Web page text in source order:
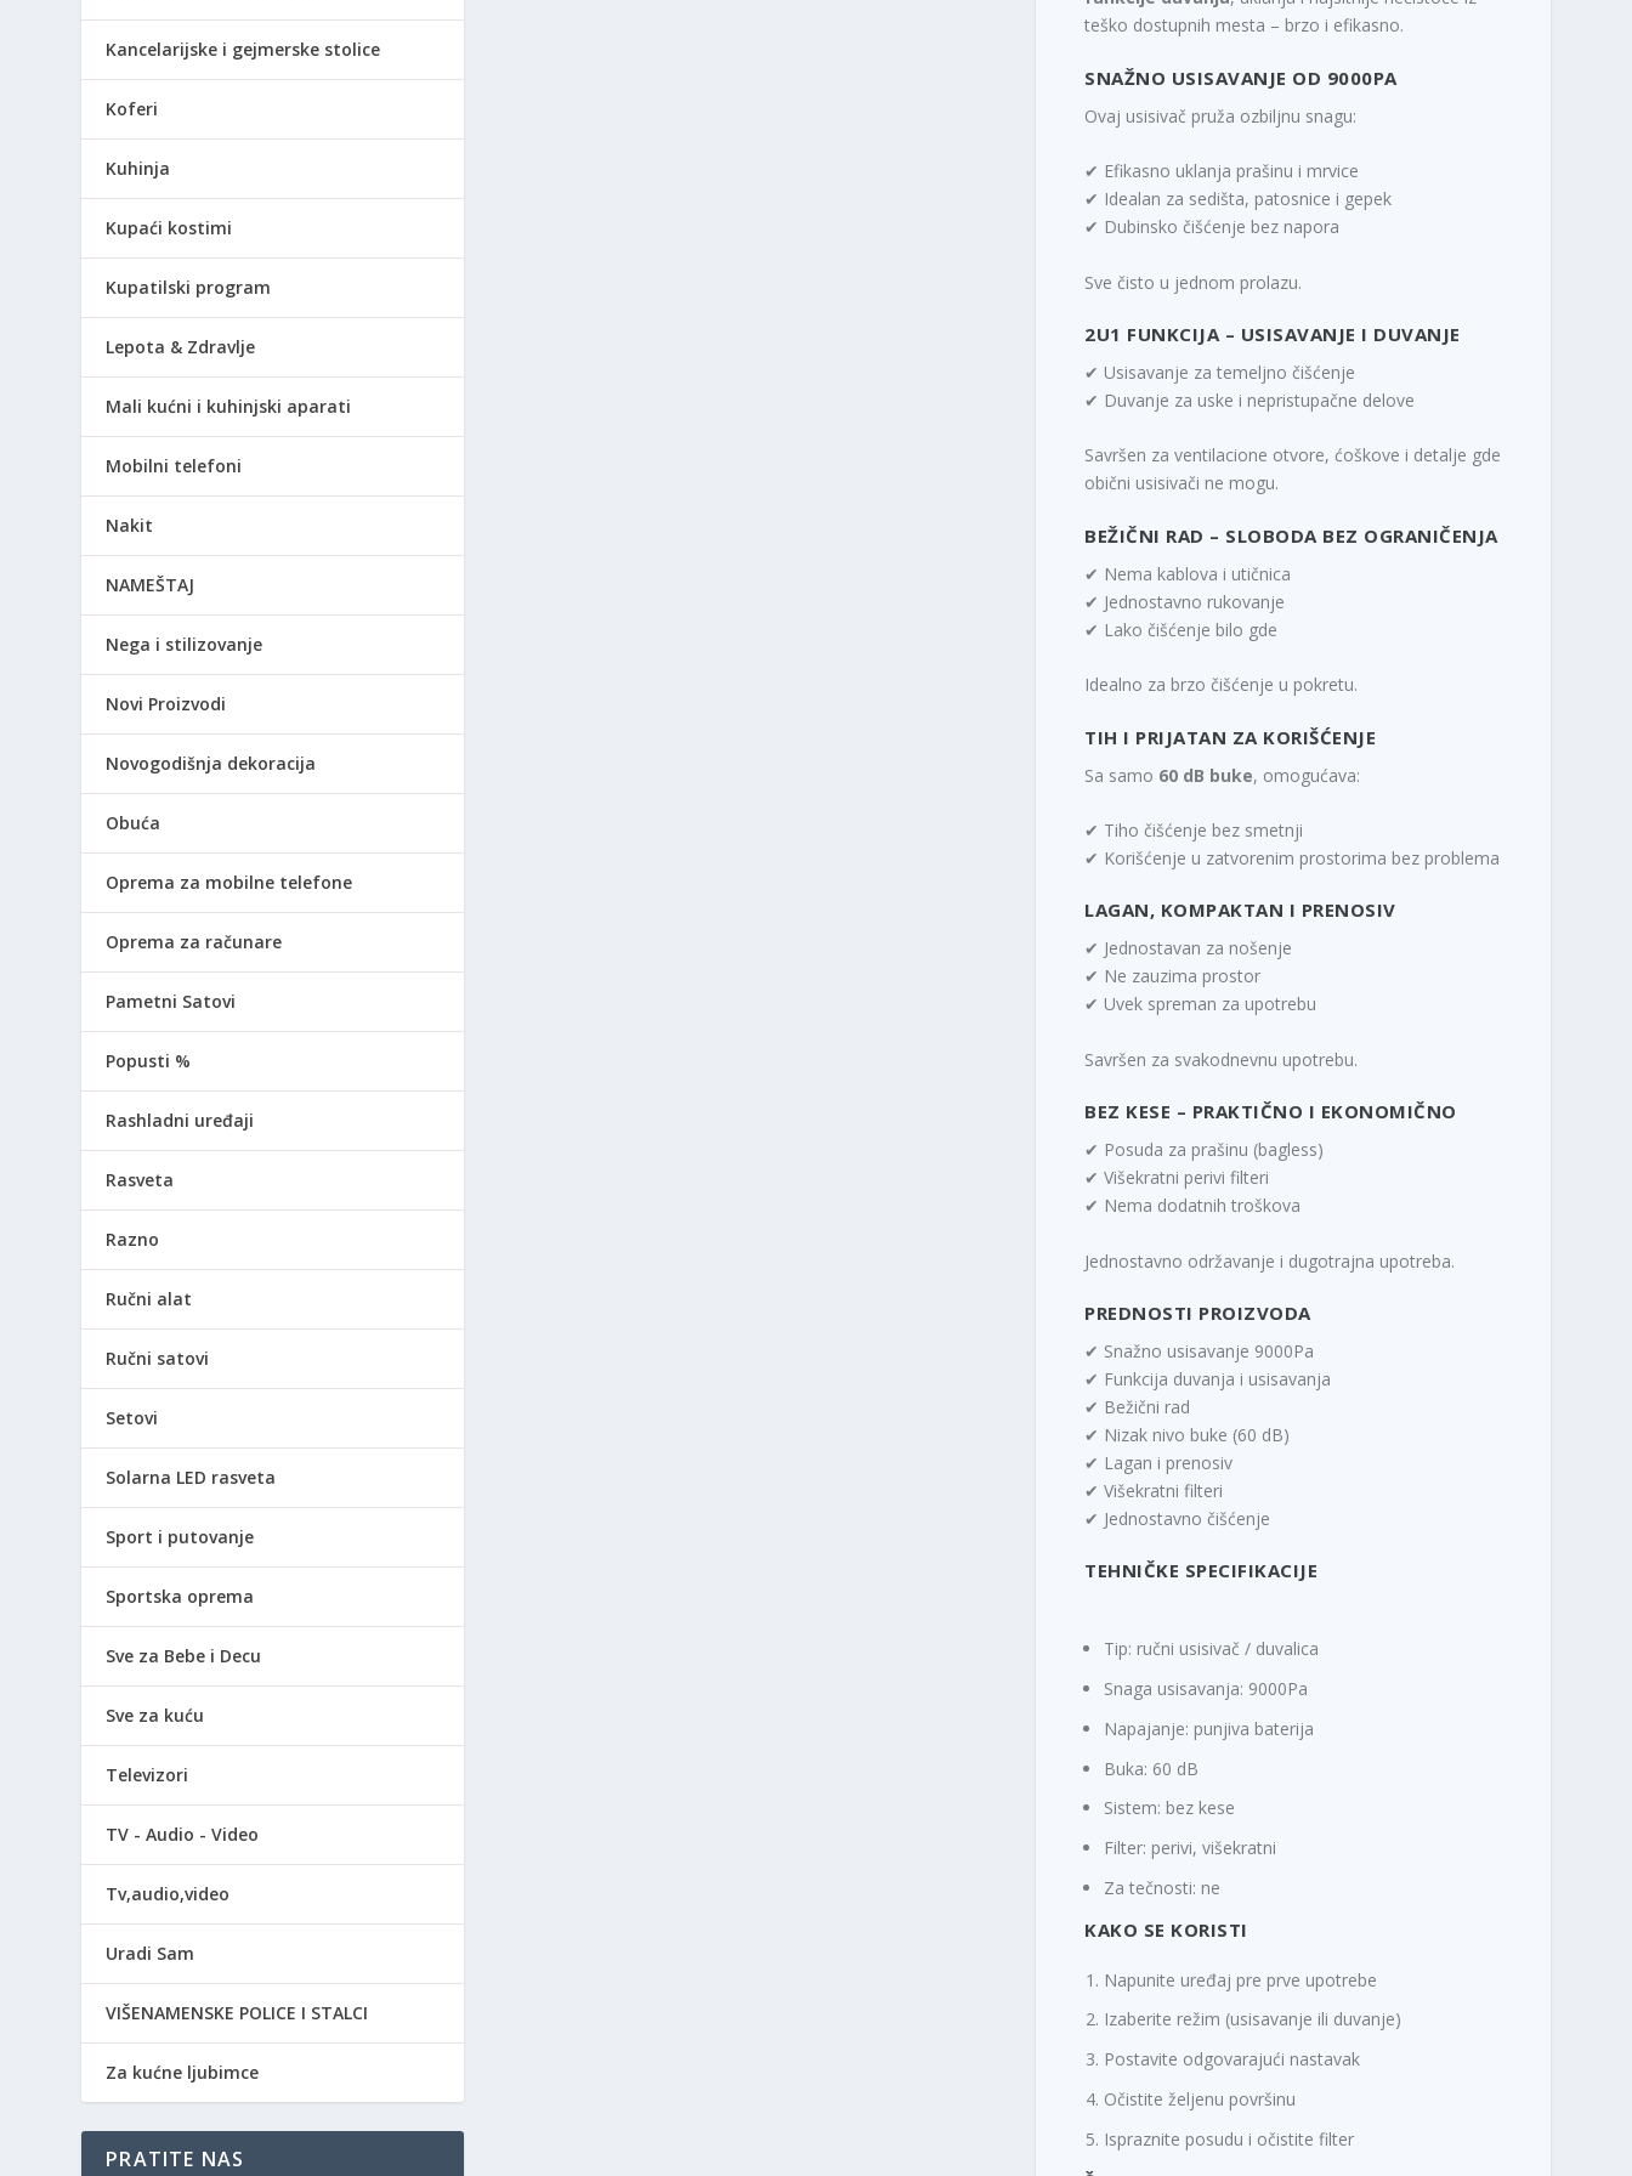
teško dostupnih mesta – brzo i efikasno.
SNAŽNO USISAVANJE OD 9000PA
Ovaj usisivač pruža ozbiljnu snagu:
✔ Efikasno uklanja prašinu i mrvice
✔ Idealan za sedišta, patosnice i gepek
✔ Dubinsko čišćenje bez napora
Sve čisto u jednom prolazu.
2U1 FUNKCIJA – USISAVANJE I DUVANJE
✔ Usisavanje za temeljno čišćenje
✔ Duvanje za uske i nepristupačne delove
Savršen za ventilacione otvore, ćoškove i detalje gde
obični usisivači ne mogu.
BEŽIČNI RAD – SLOBODA BEZ OGRANIČENJA
✔ Nema kablova i utičnica
✔ Jednostavno rukovanje
✔ Lako čišćenje bilo gde
Idealno za brzo čišćenje u pokretu.
TIH I PRIJATAN ZA KORIŠĆENJE
Sa samo 60 dB buke, omogućava:
✔ Tiho čišćenje bez smetnji
✔ Korišćenje u zatvorenim prostorima bez problema
LAGAN, KOMPAKTAN I PRENOSIV
✔ Jednostavan za nošenje
✔ Ne zauzima prostor
✔ Uvek spreman za upotrebu
Savršen za svakodnevnu upotrebu.
BEZ KESE – PRAKTIČNO I EKONOMIČNO
✔ Posuda za prašinu (bagless)
✔ Višekratni perivi filteri
✔ Nema dodatnih troškova
Jednostavno održavanje i dugotrajna upotreba.
PREDNOSTI PROIZVODA
✔ Snažno usisavanje 9000Pa
✔ Funkcija duvanja i usisavanja
✔ Bežični rad
✔ Nizak nivo buke (60 dB)
✔ Lagan i prenosiv
✔ Višekratni filteri
✔ Jednostavno čišćenje
TEHNIČKE SPECIFIKACIJE
Tip: ručni usisivač / duvalica
Snaga usisavanja: 9000Pa
Napajanje: punjiva baterija
Buka: 60 dB
Sistem: bez kese
Filter: perivi, višekratni
Za tečnosti: ne
KAKO SE KORISTI
Napunite uređaj pre prve upotrebe
Izaberite režim (usisavanje ili duvanje)
Postavite odgovarajući nastavak
Očistite željenu površinu
Ispraznite posudu i očistite filter
Kancelarijske i gejmerske stolice
Koferi
Kuhinja
Kupaći kostimi
Kupatilski program
Lepota & Zdravlje
Mali kućni i kuhinjski aparati
Mobilni telefoni
Nakit
NAMEŠTAJ
Nega i stilizovanje
Novi Proizvodi
Novogodišnja dekoracija
Obuća
Oprema za mobilne telefone
Oprema za računare
Pametni Satovi
Popusti %
Rashladni uređaji
Rasveta
Razno
Ručni alat
Ručni satovi
Setovi
Solarna LED rasveta
Sport i putovanje
Sportska oprema
Sve za Bebe i Decu
Sve za kuću
Televizori
TV - Audio - Video
Tv,audio,video
Uradi Sam
VIŠENAMENSKE POLICE I STALCI
Za kućne ljubimce
PRATITE NAS